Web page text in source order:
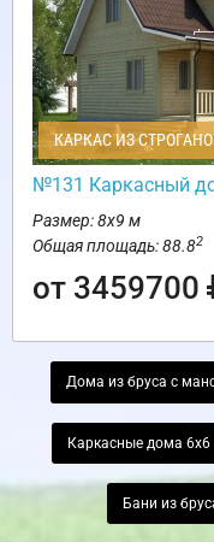
КАРКАС ИЗ
№131 Каркасный
Размер: 8х9 м
Общая площадь: 88.82
от 3459700
Дома из бруса с
Каркасные дома 6х6
Бани из